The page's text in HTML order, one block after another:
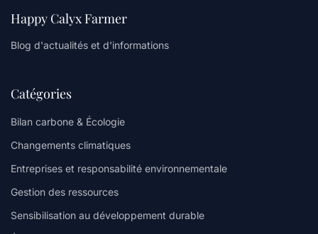
Happy Calyx Farmer
Blog d'actualités et d'informations
Catégories
Bilan carbone & Écologie
Changements climatiques
Entreprises et responsabilité environnementale
Gestion des ressources
Sensibilisation au développement durable